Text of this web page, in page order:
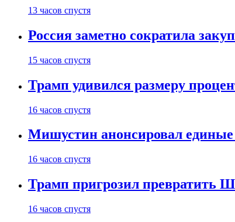
13 часов спустя
Россия заметно сократила
15 часов спустя
Трамп удивился размеру
16 часов спустя
Мишустин анонсировал
16 часов спустя
Трамп пригрозил превратить
16 часов спустя